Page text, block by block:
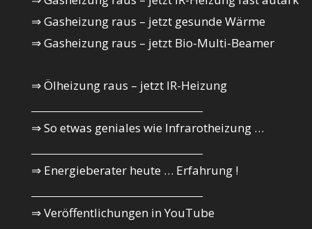
⇒ Gasheizung raus – jetzt gesunde Wärme
⇒ Gasheizung raus – jetzt Bio-Multi-Beamer
⇒ Ölheizung raus – jetzt IR-Heizung
⇒ So etwas geniales wie Infrarotheizung …
⇒ Energieberater heute … Erfahrung !
⇒ Veröffentlichungen in YouTube